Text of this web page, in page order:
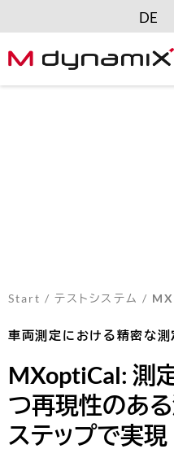
DE
to
content
Start /テストシステム /
車両測定における精密な
MXoptiCal: 測
つ再現性のあ
ステップで実現